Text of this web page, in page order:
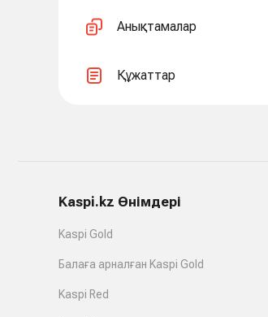
Анықтамалар
Құжаттар
Kaspi.kz Өнімдері
Kaspi Gold
Балаға арналған Kaspi Gold
Kaspi Red